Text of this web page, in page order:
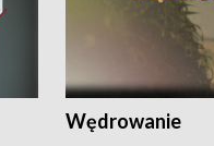
Wędrowanie